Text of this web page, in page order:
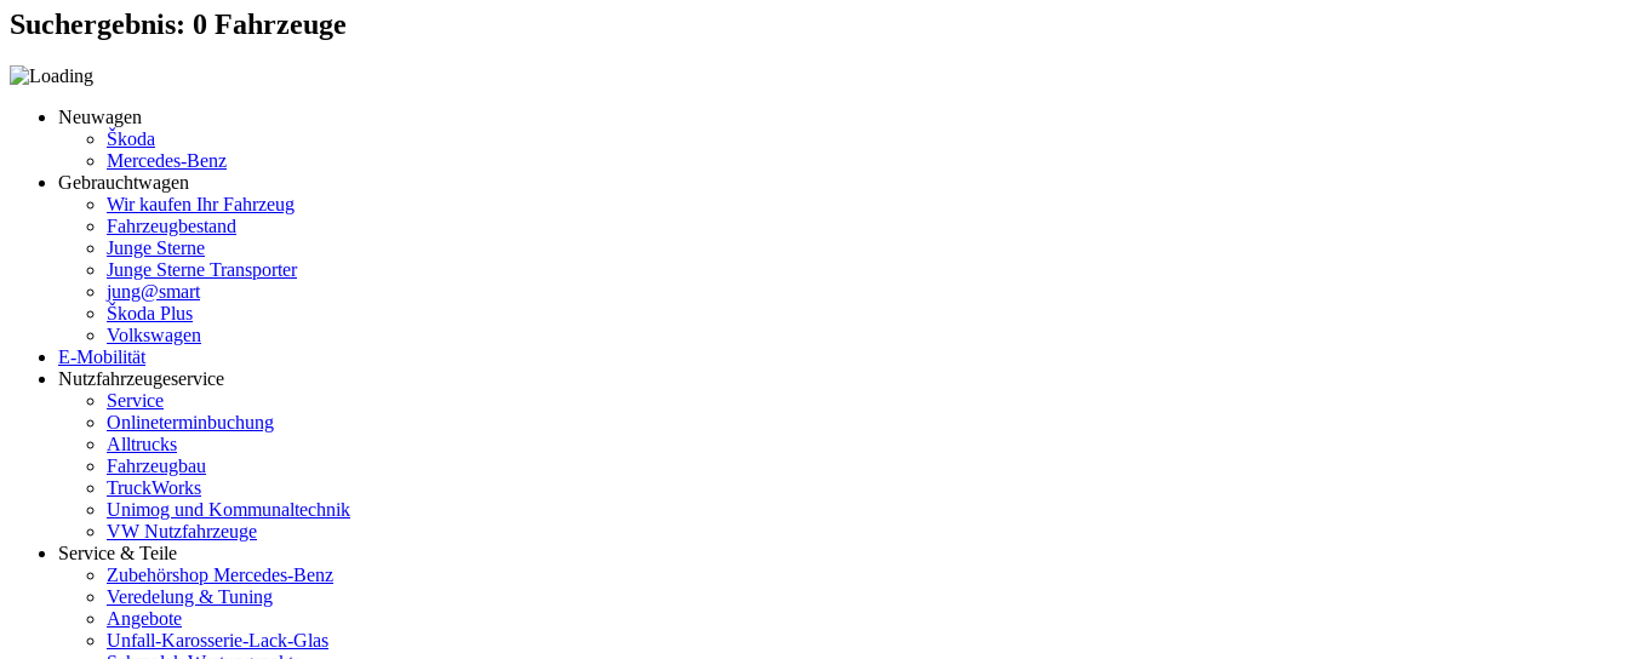
Suchergebnis: 0 Fahrzeuge
Neuwagen
Škoda
Mercedes-Benz
Gebrauchtwagen
Wir kaufen Ihr Fahrzeug
Fahrzeugbestand
Junge Sterne
Junge Sterne Transporter
jung@smart
Škoda Plus
Volkswagen
E-Mobilität
Nutzfahrzeugeservice
Service
Onlineterminbuchung
Alltrucks
Fahrzeugbau
TruckWorks
Unimog und Kommunaltechnik
VW Nutzfahrzeuge
Service & Teile
Zubehörshop Mercedes-Benz
Veredelung & Tuning
Angebote
Unfall-Karosserie-Lack-Glas